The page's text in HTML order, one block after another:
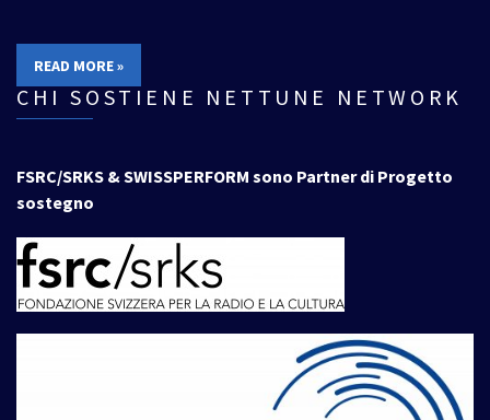
READ MORE »
CHI SOSTIENE NETTUNE NETWORK
FSRC/SRKS & SWISSPERFORM sono Partner di Progetto
sostegno